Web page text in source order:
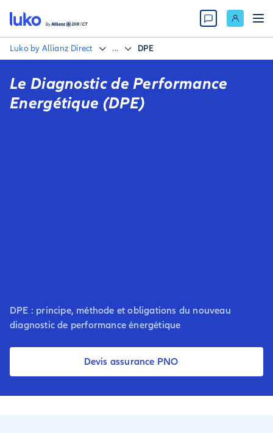
Luko by Allianz Direct ... DPE
Le Diagnostic de Performance
Energétique (DPE)
DPE : principe, méthode et obligations du nouveau
diagnostic de performance énergétique
Devis assurance PNO